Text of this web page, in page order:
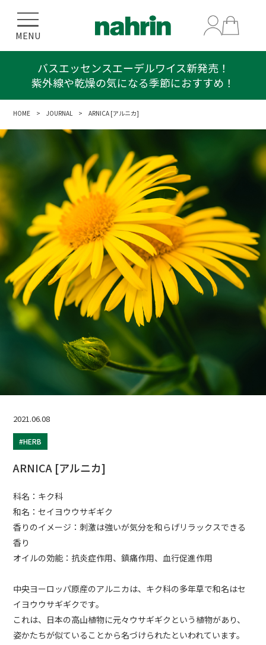
MENU
バスエッセンスエーデルワイス新発売！
紫外線や乾燥の気になる季節におすすめ！
HOME >JOURNAL> ARNICA [アルニカ]
2021.06.08
#HERB
ARNICA [アルニカ]
科名：キク科
和名：セイヨウウサギギク
香りのイメージ：刺激は強いが気分を和らげリラックスできる
香り
オイルの効能：抗炎症作用、鎮痛作用、血行促進作用
中央ヨーロッパ原産のアルニカは、キク科の多年草で和名はセ
イヨウウサギギクです。
これは、日本の高山植物に元々ウサギギクという植物があり、
姿かたちが似ていることから名づけられたといわれています。